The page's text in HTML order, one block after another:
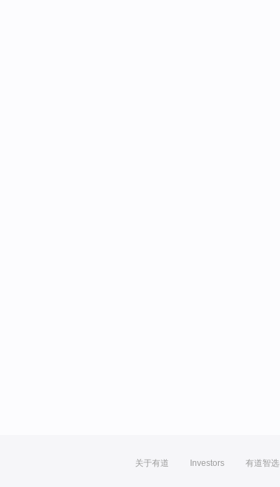
关于有道 Investors 有道智选